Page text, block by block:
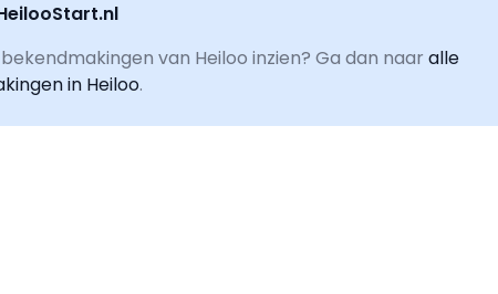
van Heiloo inzien? Ga dan naar alle
in Heiloo.